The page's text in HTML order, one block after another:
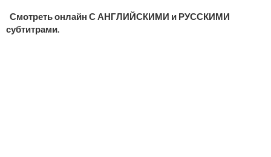
Смотреть онлайн С АНГЛИЙСКИМИ и РУССКИМИ
субтитрами.